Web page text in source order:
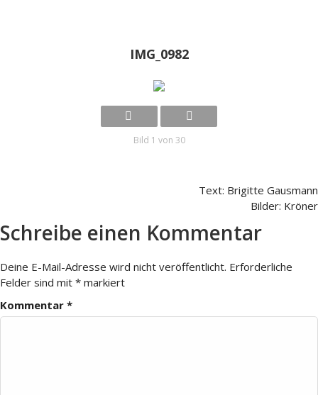
IMG_0982
Bild 1 von 30
Text: Brigitte Gausmann
Bilder: Kröner
Schreibe einen Kommentar
Deine E-Mail-Adresse wird nicht veröffentlicht. Erforderliche
Felder sind mit * markiert
Kommentar *